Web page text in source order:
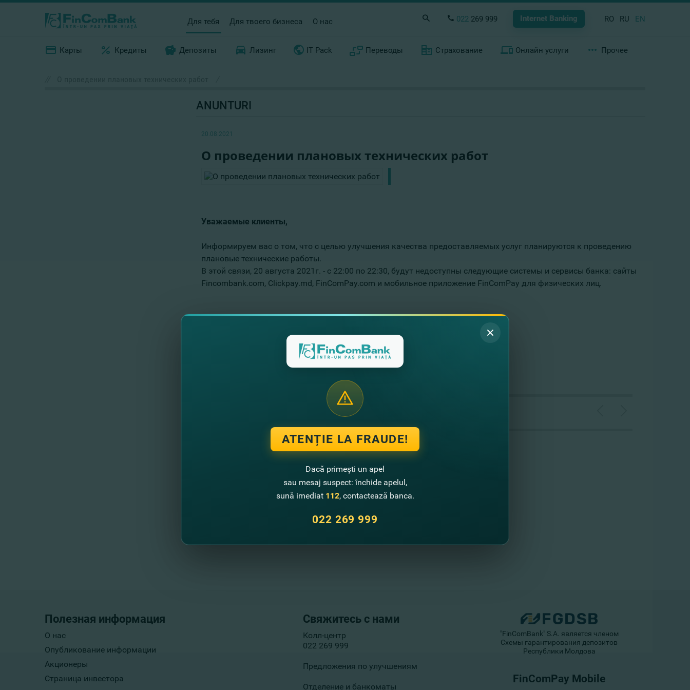
Для тебя Для твоего бизнеса О нас 022 269 999 Internet Banking RO RU EN
Карты Кредиты Депозиты Лизинг IT Pack Переводы Страхование Онлайн услуги Прочее
ANUNTURI
20.08.2021
О проведении плановых технических работ
Уважаемые клиенты,
Информируем вас о том, что с целью улучшения качества предоставляемых услуг планируются к проведению
плановые технические работы.
В этой связи, 20 августа 2021г. - с 22:00 по 22:30, будут недоступны следующие системы и сервисы банка: cайты
Fincombank.com, Clickpay.md, FinComPay.com и мобильное приложение FinComPay для физических лиц.
Полезная информация
О нас
Опубликование информации
Акционеры
Страница инвестора
Свяжитесь с нами
Колл-центр
022 269 999
Предложения по улучшениям
Отделение и банкоматы
"FinComBank" S.A. является членом
Схемы гарантирования депозитов
Республики Молдова
FinComPay Mobile
ATENȚIE LA FRAUDE!
Dacă primești un apel
sau mesaj suspect: închide apelul,
sună imediat 112, contactează banca.
022 269 999